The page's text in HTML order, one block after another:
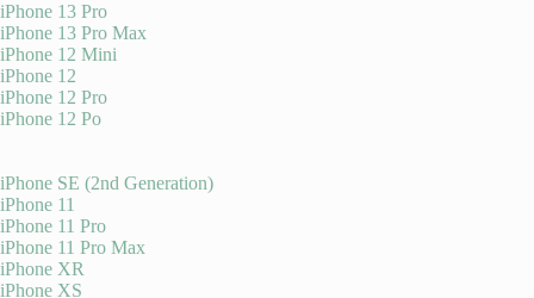
iPhone 13 Pro
iPhone 13 Pro Max
iPhone 12 Mini
iPhone 12
iPhone 12 Pro
iPhone 12 Po
iPhone SE (2nd Generation)
iPhone 11
iPhone 11 Pro
iPhone 11 Pro Max
iPhone XR
iPhone XS